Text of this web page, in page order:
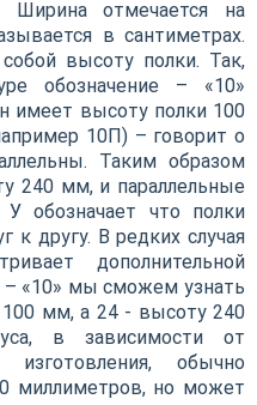
Ширина отмечается на
в сантиметрах.
высоту полки. Так,
обозначение – «10»
имеет высоту полки 100
10П) – говорит о
Таким образом
240 мм, и параллельные
У обозначает что полки
к другу. В редких случая
дополнительной
– «10» мы сможем узнать
мм, а 24 - высоту 240
в зависимости от
изготовления, обычно
миллиметров, но может